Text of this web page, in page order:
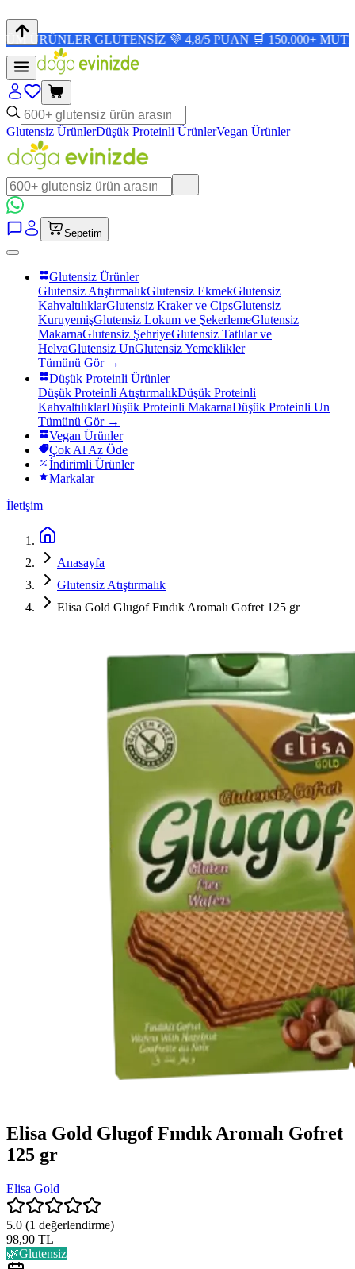
GLUTENSİZ 💜 4,8/5 PUAN 🛒 150.000+ MUTLU
Glutensiz ÜrünlerDüşük Proteinli ÜrünlerVegan Ürünler
Sepetim
Glutensiz Ürünler
Glutensiz AtıştırmalıkGlutensiz EkmekGlutensiz
KahvaltılıklarGlutensiz Kraker ve CipsGlutensiz
KuruyemişGlutensiz Lokum ve ŞekerlemeGlutensiz
MakarnaGlutensiz ŞehriyeGlutensiz Tatlılar ve
HelvaGlutensiz UnGlutensiz Yemeklikler
Tümünü Gör →
Düşük Proteinli Ürünler
Düşük Proteinli AtıştırmalıkDüşük Proteinli
KahvaltılıklarDüşük Proteinli MakarnaDüşük Proteinli Un
Tümünü Gör →
Vegan Ürünler
Çok Al Az Öde
İndirimli Ürünler
Markalar
İletişim
Anasayfa
Glutensiz Atıştırmalık
Elisa Gold Glugof Fındık Aromalı Gofret 125 gr
Elisa Gold Glugof Fındık Aromalı Gofret
125 gr
Elisa Gold
5.0 (1 değerlendirme)
98,90 TL
🌿Glutensiz